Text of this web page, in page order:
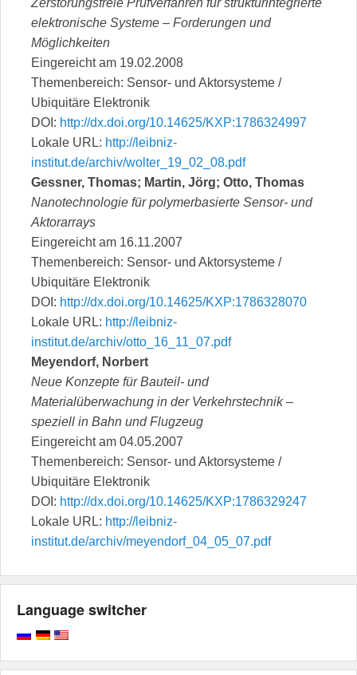
Zerstörungsfreie Prüfverfahren für strukturintegrierte
elektronische Systeme – Forderungen und
Möglichkeiten
Eingereicht am 19.02.2008
Themenbereich: Sensor- und Aktorsysteme /
Ubiquitäre Elektronik
DOI: http://dx.doi.org/10.14625/KXP:1786324997
Lokale URL: http://leibniz-
institut.de/archiv/wolter_19_02_08.pdf
Gessner, Thomas; Martin, Jörg; Otto, Thomas
Nanotechnologie für polymerbasierte Sensor- und
Aktorarrays
Eingereicht am 16.11.2007
Themenbereich: Sensor- und Aktorsysteme /
Ubiquitäre Elektronik
DOI: http://dx.doi.org/10.14625/KXP:1786328070
Lokale URL: http://leibniz-
institut.de/archiv/otto_16_11_07.pdf
Meyendorf, Norbert
Neue Konzepte für Bauteil- und
Materialüberwachung in der Verkehrstechnik –
speziell in Bahn und Flugzeug
Eingereicht am 04.05.2007
Themenbereich: Sensor- und Aktorsysteme /
Ubiquitäre Elektronik
DOI: http://dx.doi.org/10.14625/KXP:1786329247
Lokale URL: http://leibniz-
institut.de/archiv/meyendorf_04_05_07.pdf
Language switcher